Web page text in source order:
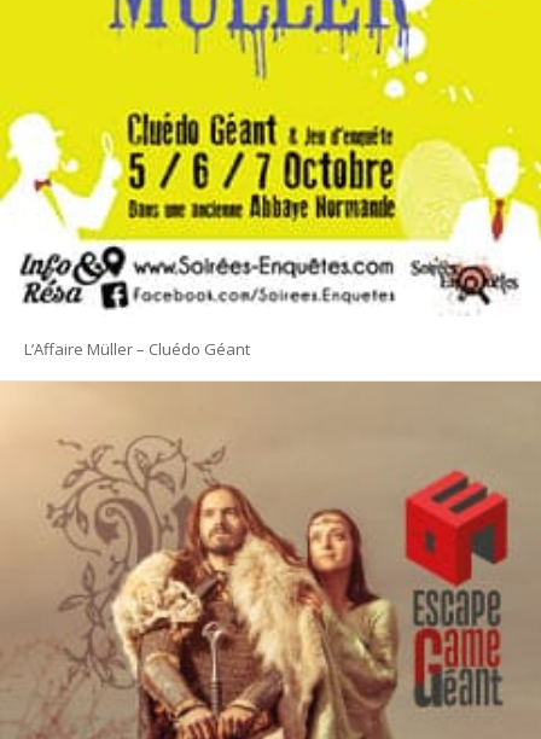
L’Affaire Müller – Cluédo Géant